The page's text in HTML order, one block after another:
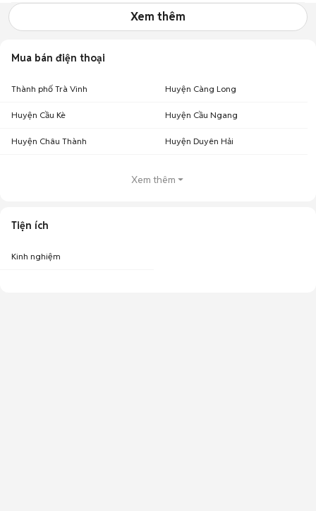
Xem thêm
Mua bán điện thoại
Thành phố Trà Vinh Huyện Càng Long
Huyện Cầu Kè Huyện Cầu Ngang
Huyện Châu Thành Huyện Duyên Hải
Xem thêm
Tiện ích
Kinh nghiệm